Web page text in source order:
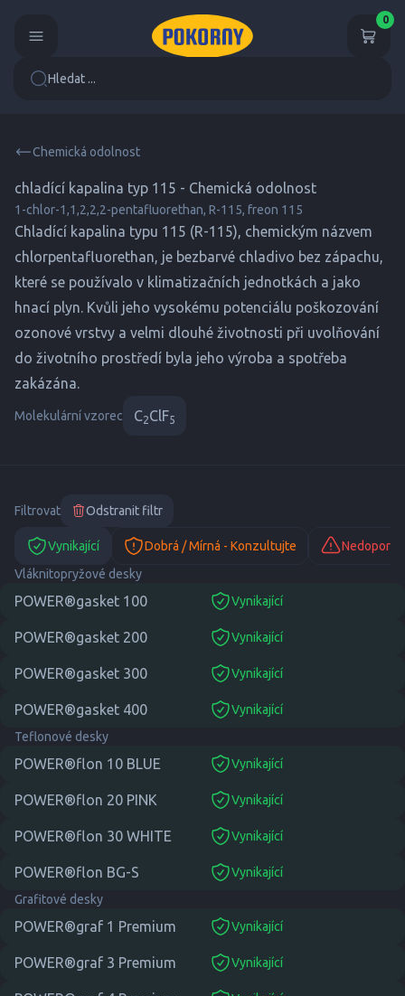
Hledat ...
0
Chemická odolnost
chladící kapalina typ 115 - Chemická odolnost
1-chlor-1,1,2,2,2-pentafluorethan, R-115, freon 115
Chladící kapalina typu 115 (R-115), chemickým názvem
chlorpentafluorethan, je bezbarvé chladivo bez zápachu,
které se používalo v klimatizačních jednotkách a jako
hnací plyn. Kvůli jeho vysokému potenciálu poškozování
ozonové vrstvy a velmi dlouhé životnosti při uvolňování
do životního prostředí byla jeho výroba a spotřeba
zakázána.
Molekulární vzorec C2ClF5
Filtrovat Odstranit filtr
Vynikající Dobrá / Mírná - Konzultujte
Vláknitopryžové desky
POWER®gasket 100 Vynikající
suitable
POWER®gasket 200 Vynikající
suitable
POWER®gasket 300 Vynikající
suitable
POWER®gasket 400 Vynikající
suitable
Teflonové desky
POWER®flon 10 BLUE Vynikající
suitable
POWER®flon 20 PINK Vynikající
suitable
POWER®flon 30 WHITE Vynikající
suitable
POWER®flon BG-S Vynikající
suitable
Grafitové desky
POWER®graf 1 Premium Vynikající
suitable
POWER®graf 3 Premium Vynikající
suitable